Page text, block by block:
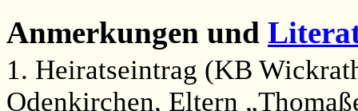
Anmerkungen und
1. Heiratseintrag (KB
Odenkirchen, Eltern